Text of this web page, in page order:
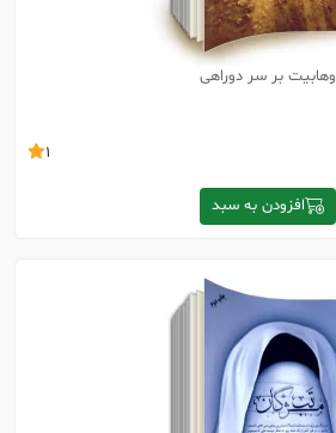
وهابیت بر سر دوراهی
1
افزودن به سبد